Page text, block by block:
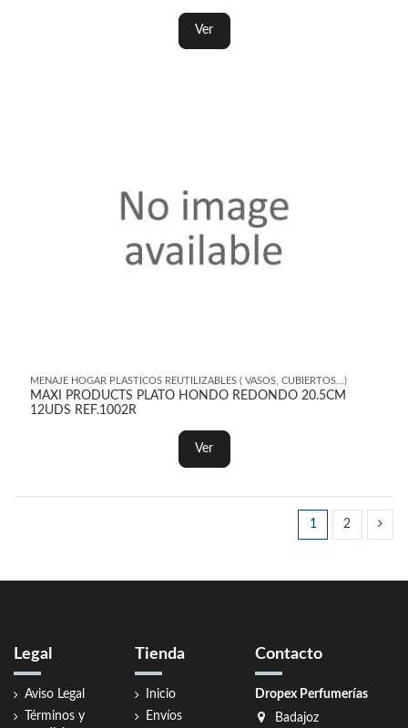
Ver
MENAJE HOGAR PLASTICOS REUTILIZABLES ( VASOS, CUBIERTOS...)
MAXI PRODUCTS PLATO HONDO REDONDO 20.5CM
12UDS REF.1002R
Ver
1 2
Legal
Aviso Legal
Términos y
Tienda
Inicio
Envíos
Contacto
Dropex Perfumerías
Badajoz